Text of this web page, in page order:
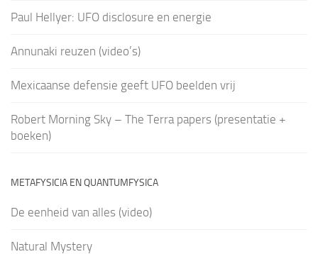
Paul Hellyer: UFO disclosure en energie
Annunaki reuzen (video’s)
Mexicaanse defensie geeft UFO beelden vrij
Robert Morning Sky – The Terra papers (presentatie +
boeken)
METAFYSICIA EN QUANTUMFYSICA
De eenheid van alles (video)
Natural Mystery